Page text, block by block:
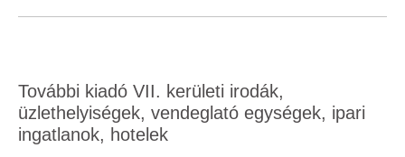
További kiadó VII. kerületi irodák,
üzlethelyiségek, vendeglató egységek, ipari
ingatlanok, hotelek